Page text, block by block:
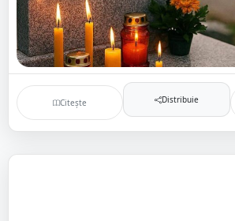
Citește Distribuie